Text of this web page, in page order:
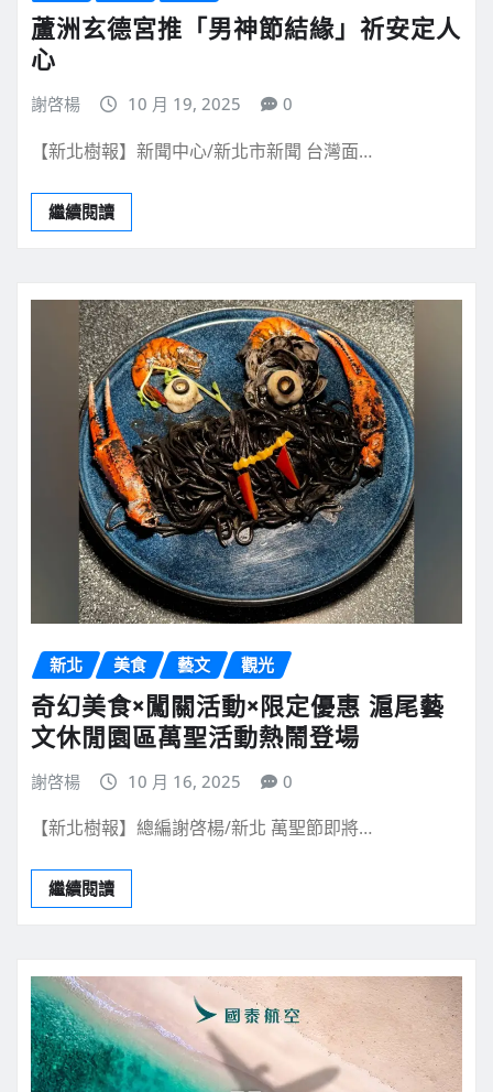
蘆洲玄德宮推「男神節結緣」祈安定人
心
謝啓楊 10 月 19, 2025 0
【新北樹報】新聞中心/新北市新聞 台灣面…
繼續閱讀
新北 美食 藝文 觀光
奇幻美食×闖關活動×限定優惠 滬尾藝
文休閒園區萬聖活動熱鬧登場
謝啓楊 10 月 16, 2025 0
【新北樹報】總編謝啓楊/新北 萬聖節即將…
繼續閱讀